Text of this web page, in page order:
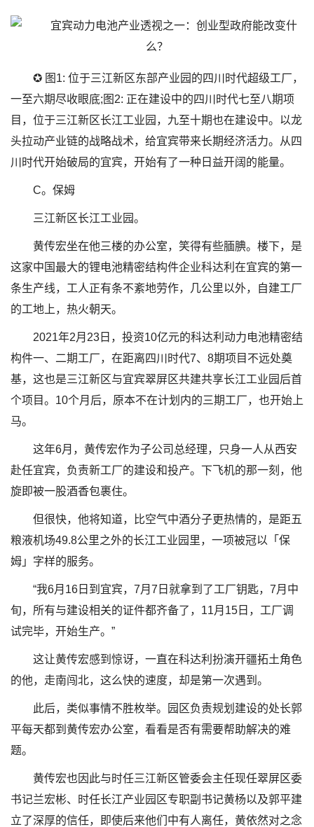
✪ 图1: 位于三江新区东部产业园的四川时代超级工厂，
一至六期尽收眼底;图2: 正在建设中的四川时代七至八期项
目，位于三江新区长江工业园，九至十期也在建设中。以龙
头拉动产业链的战略战术，给宜宾带来长期经济活力。从四
川时代开始破局的宜宾，开始有了一种日益开阔的能量。
C。保姆
三江新区长江工业园。
黄传宏坐在他三楼的办公室，笑得有些腼腆。楼下，是
这家中国最大的锂电池精密结构件企业科达利在宜宾的第一
条生产线，工人正有条不紊地劳作，几公里以外，自建工厂
的工地上，热火朝天。
2021年2月23日，投资10亿元的科达利动力电池精密结
构件一、二期工厂，在距离四川时代7、8期项目不远处奠
基，这也是三江新区与宜宾翠屏区共建共享长江工业园后首
个项目。10个月后，原本不在计划内的三期工厂，也开始上
马。
这年6月，黄传宏作为子公司总经理，只身一人从西安
赴任宜宾，负责新工厂的建设和投产。下飞机的那一刻，他
旋即被一股酒香包裹住。
但很快，他将知道，比空气中酒分子更热情的，是距五
粮液机场49.8公里之外的长江工业园里，一项被冠以「保
姆」字样的服务。
“我6月16日到宜宾，7月7日就拿到了工厂钥匙，7月中
旬，所有与建设相关的证件都齐备了，11月15日，工厂调
试完毕，开始生产。”
这让黄传宏感到惊讶，一直在科达利扮演开疆拓土角色
的他，走南闯北，这么快的速度，却是第一次遇到。
此后，类似事情不胜枚举。园区负责规划建设的处长郭
平每天都到黄传宏办公室，看看是否有需要帮助解决的难
题。
黄传宏也因此与时任三江新区管委会主任现任翠屏区委
书记兰宏彬、时任长江产业园区专职副书记黄杨以及郭平建
立了深厚的信任，即使后来他们中有人离任，黄依然对之念